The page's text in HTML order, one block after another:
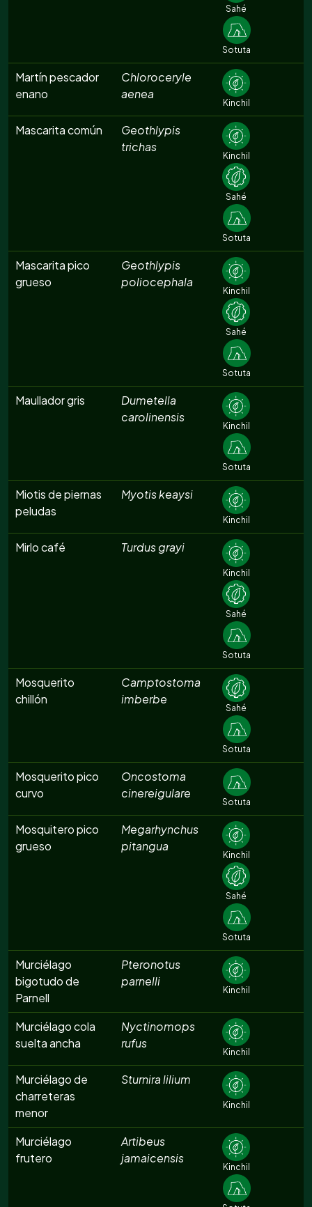
Sahé
Sotuta
Martín pescador
enano
Chloroceryle
aenea
Kinchil
Mascarita común
Geothlypis
trichas
Kinchil
Sahé
Sotuta
Mascarita pico
grueso
Geothlypis
poliocephala
Kinchil
Sahé
Sotuta
Maullador gris
Dumetella
carolinensis
Kinchil
Sotuta
Miotis de piernas
peludas
Myotis keaysi
Kinchil
Mirlo café Turdus grayi
Kinchil
Sahé
Sotuta
Mosquerito
chillón
Camptostoma
imberbe
Sahé
Sotuta
Mosquerito pico
curvo
Oncostoma
cinereigulare
Sotuta
Mosquitero pico
grueso
Megarhynchus
pitangua
Kinchil
Sahé
Sotuta
Murciélago
bigotudo de
Parnell
Pteronotus
parnelli
Kinchil
Murciélago cola
suelta ancha
Nyctinomops
rufus
Kinchil
Murciélago de
charreteras
menor
Sturnira lilium
Kinchil
Murciélago
frutero
Artibeus
jamaicensis
Kinchil